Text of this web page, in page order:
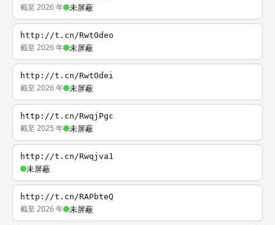
截至 2026 年 未屏蔽
http://t.cn/RwtOdeo
截至 2026 年 未屏蔽
http://t.cn/RwtOdei
截至 2026 年 未屏蔽
http://t.cn/RwqjPgc
截至 2025 年 未屏蔽
http://t.cn/Rwqjva1
未屏蔽
http://t.cn/RAPbteQ
截至 2026 年 未屏蔽